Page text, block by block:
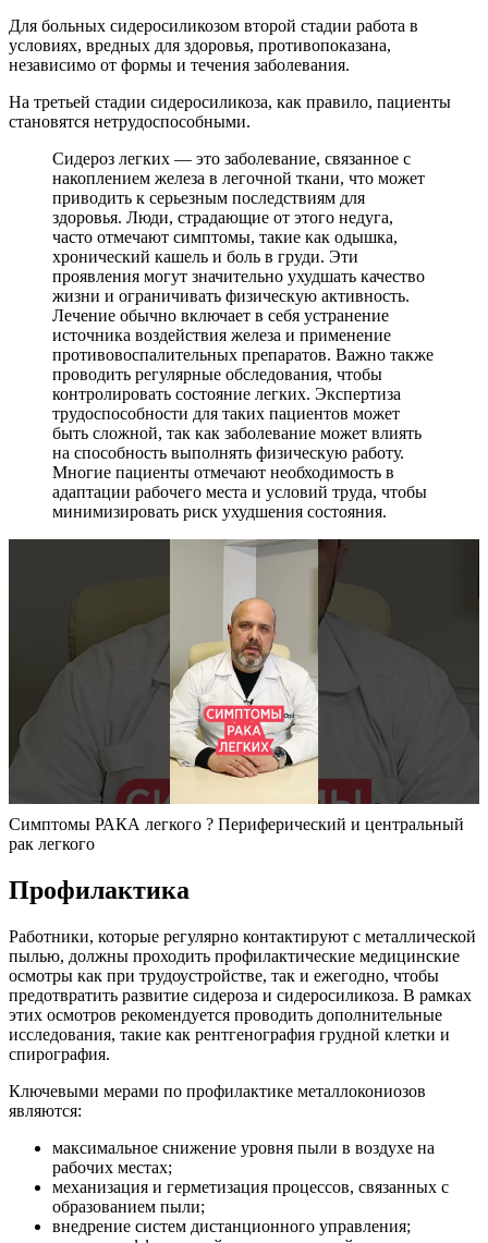
Для больных сидеросиликозом второй стадии работа в
условиях, вредных для здоровья, противопоказана,
независимо от формы и течения заболевания.
На третьей стадии сидеросиликоза, как правило, пациенты
становятся нетрудоспособными.
Сидероз легких — это заболевание, связанное с
накоплением железа в легочной ткани, что может
приводить к серьезным последствиям для
здоровья. Люди, страдающие от этого недуга,
часто отмечают симптомы, такие как одышка,
хронический кашель и боль в груди. Эти
проявления могут значительно ухудшать качество
жизни и ограничивать физическую активность.
Лечение обычно включает в себя устранение
источника воздействия железа и применение
противовоспалительных препаратов. Важно также
проводить регулярные обследования, чтобы
контролировать состояние легких. Экспертиза
трудоспособности для таких пациентов может
быть сложной, так как заболевание может влиять
на способность выполнять физическую работу.
Многие пациенты отмечают необходимость в
адаптации рабочего места и условий труда, чтобы
минимизировать риск ухудшения состояния.
Симптомы РАКА легкого ? Периферический и центральный
рак легкого
Профилактика
Работники, которые регулярно контактируют с металлической
пылью, должны проходить профилактические медицинские
осмотры как при трудоустройстве, так и ежегодно, чтобы
предотвратить развитие сидероза и сидеросиликоза. В рамках
этих осмотров рекомендуется проводить дополнительные
исследования, такие как рентгенография грудной клетки и
спирография.
Ключевыми мерами по профилактике металлокониозов
являются:
максимальное снижение уровня пыли в воздухе на
рабочих местах;
механизация и герметизация процессов, связанных с
образованием пыли;
внедрение систем дистанционного управления;